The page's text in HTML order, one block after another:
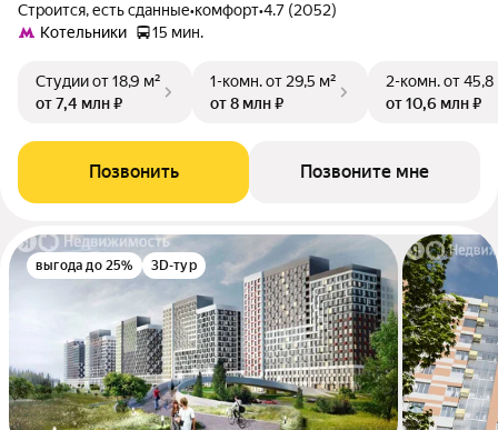
Строится, есть сданные•комфорт•4.7 (2052)
Котельники
15 мин.
Студииот 18,9 м²
от 7,4 млн ₽
1-комн.от 29,5 м²
от 8 млн ₽
2-комн.от 45,8
от 10,6 млн ₽
Позвонить Позвоните мне
выгода до 25% 3D-тур